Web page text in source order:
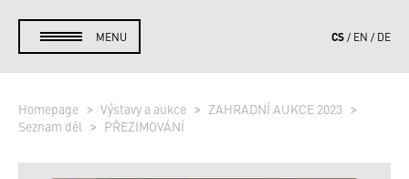
MENU CS EN DE
Homepage Výstavy a aukce
ZAHRADNÍ AUKCE 2023
Seznam děl
PŘEZIMOVÁNÍ